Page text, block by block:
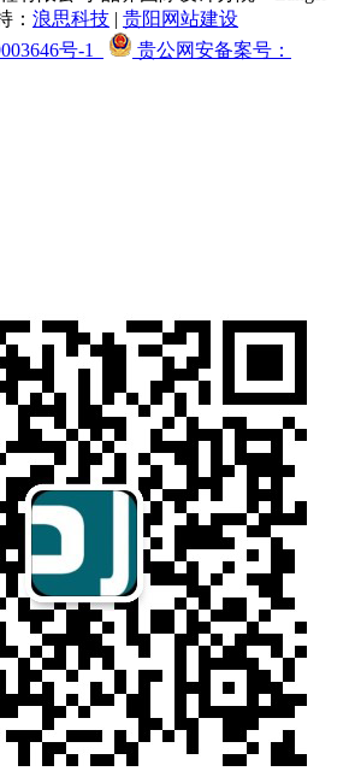
： 浪思科技 | 贵阳网站建设
号-1
贵公网安备案号：